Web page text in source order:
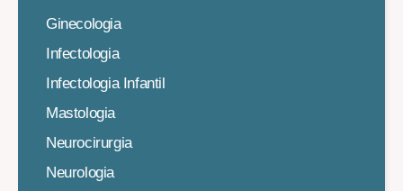
Ginecologia
Infectologia
Infectologia Infantil
Mastologia
Neurocirurgia
Neurologia